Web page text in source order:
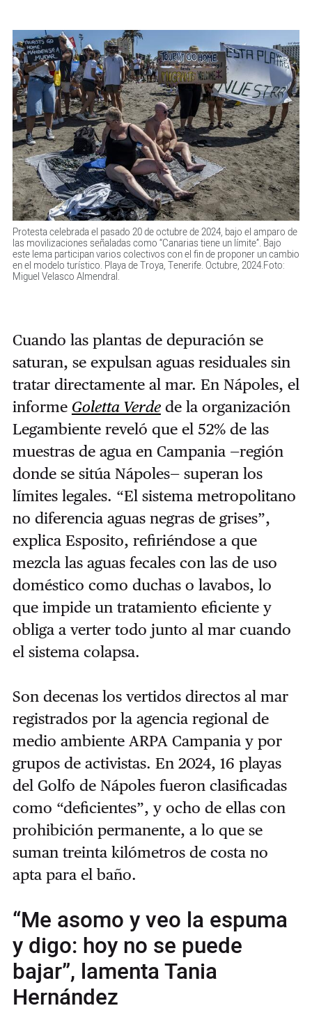
Protesta celebrada el pasado 20 de octubre de 2024, bajo el amparo de
las movilizaciones señaladas como “Canarias tiene un límite”. Bajo
este lema participan varios colectivos con el fin de proponer un cambio
en el modelo turístico. Playa de Troya, Tenerife. Octubre, 2024.Foto:
Miguel Velasco Almendral.
Cuando las plantas de depuración se
saturan, se expulsan aguas residuales sin
tratar directamente al mar. En Nápoles, el
informe Goletta Verdede la organización
Legambiente reveló que el 52% de las
muestras de agua en Campania —región
donde se sitúa Nápoles— superan los
límites legales. “El sistema metropolitano
no diferencia aguas negras de grises”,
explica Esposito, refiriéndose a que
mezcla las aguas fecales con las de uso
doméstico como duchas o lavabos, lo
que impide un tratamiento eficiente y
obliga a verter todo junto al mar cuando
el sistema colapsa.
Son decenas los vertidos directos al mar
registrados por la agencia regional de
medio ambiente ARPA Campania y por
grupos de activistas. En 2024, 16 playas
del Golfo de Nápoles fueron clasificadas
como “deficientes”, y ocho de ellas con
prohibición permanente, a lo que se
suman treinta kilómetros de costa no
apta para el baño.
“Me asomo y veo la espuma
y digo: hoy no se puede
bajar”, lamenta Tania
Hernández